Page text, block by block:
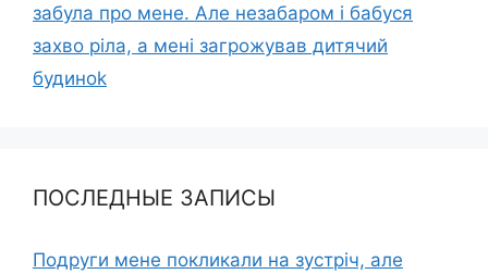
забула про мене. Але незабаром і бабуся
захво ріла, а мені загрожував дитячий
будиноk
ПОСЛЕДНЫЕ ЗАПИСЫ
Подруги мене покликали на зустріч, але